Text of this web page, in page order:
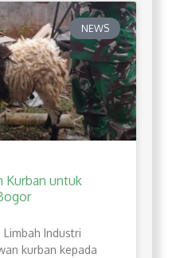
NEWS
Kurban untuk
Industri
kurban kepada